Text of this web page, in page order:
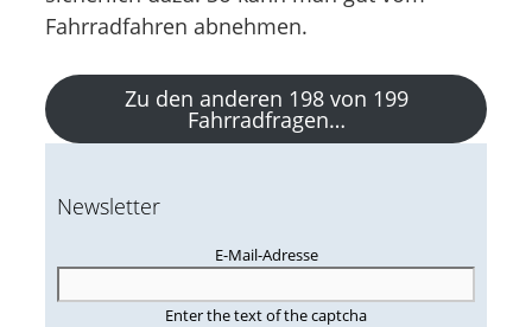
Fahrradfahren abnehmen.
Zu den anderen 198 von 199
Fahrradfragen…
Newsletter
E-Mail-Adresse
Enter the text of the captcha